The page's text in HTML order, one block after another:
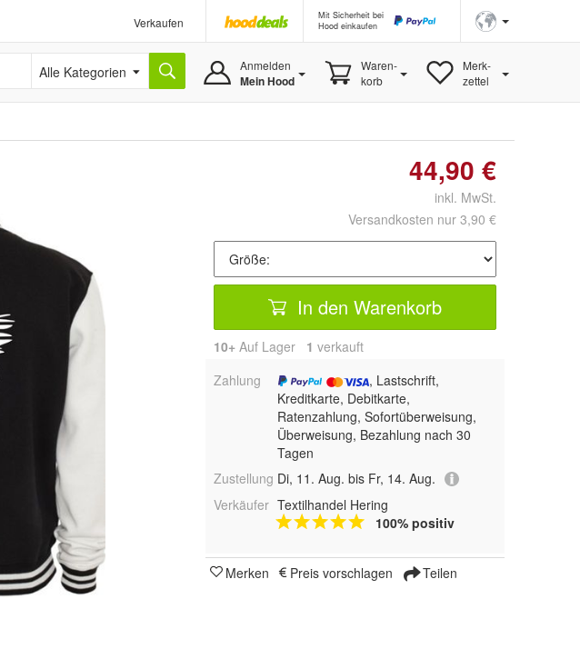
Verkaufen
Mit Sicherheit bei
Hood einkaufen
Alle Kategorien Anmelden
Mein Hood
Waren-
korb
Merk-
zettel
44,90 €
inkl. MwSt.
Versandkosten nur 3,90 €
In den Warenkorb
10+ Auf Lager 1 verkauft
Zahlung
, Lastschrift,
Kreditkarte, Debitkarte,
Ratenzahlung, Sofortüberweisung,
Überweisung, Bezahlung nach 30
Tagen
Zustellung Di, 11. Aug. bis Fr, 14. Aug.
Verkäufer Textilhandel Hering
100% positiv
Merken Preis vorschlagen Teilen